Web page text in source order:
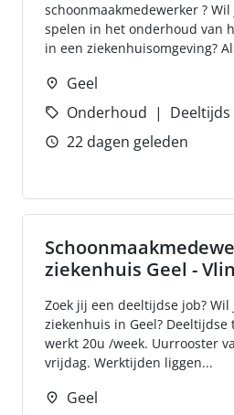
schoonmaakmedewerker ?
spelen in het onderhoud van
in een ziekenhuisomgeving?
Geel
Onderhoud
Deeltijds
22 dagen geleden
ziekenhuis Geel -
Zoek jij een deeltijdse job?
ziekenhuis in Geel?
werkt 20u /week. Uurrooster
vrijdag. Werktijden liggen...
Geel